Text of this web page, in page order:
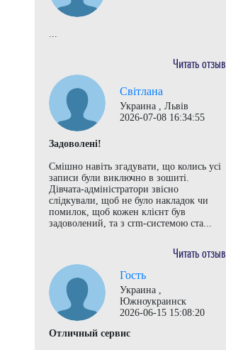
Клиники
Коммунальная сфера
Косметические средства
Кредитные компании
Лизинг оборудования
Маркетинговые компании
Медицинская промышленность
Миграционные юридические
компании
...
Читать отзыв
Світлана
Украина , Львів
2026-07-08 16:34:55
Задоволені!
Смішно навіть згадувати, що колись усі
записи були виключно в зошиті.
Дівчата-адміністратори звісно
слідкували, щоб не було накладок чи
помилок, щоб кожен клієнт був
задоволений, та з crm-системою ста...
Читать отзыв
Гость
Украина ,
Южноукраинск
2026-06-15 15:08:20
Отличный сервис